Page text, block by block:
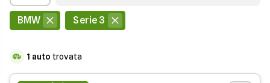
BMW Serie 3
1 auto trovata